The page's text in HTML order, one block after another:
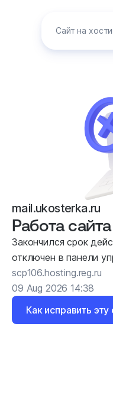
Сайт на
mail.ukosterka.ru
Работа
Закончился срок
отключен в панели
scp106.hosting.reg.ru
09 Aug 2026 14:38
Как исправить